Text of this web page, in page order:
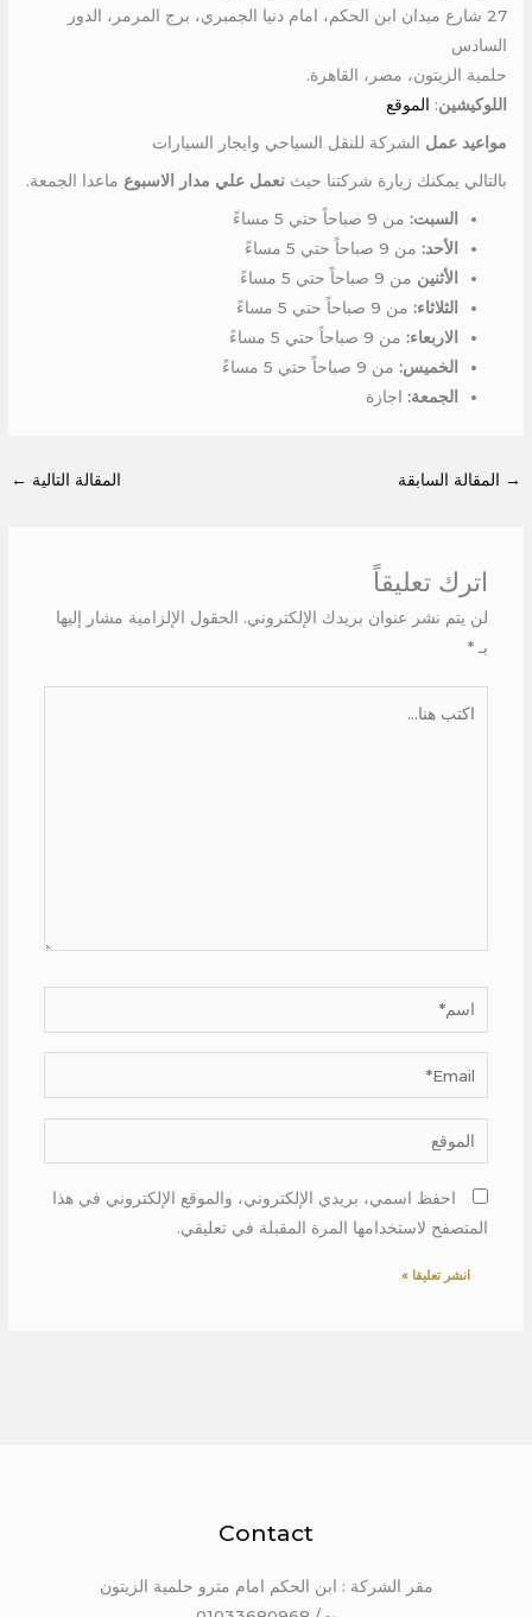
27 شارع ميدان ابن الحكم، امام دنيا الجمبري، برج المرمر، الدور
السادس
حلمية الزيتون، مصر، القاهرة.
اللوكيشين: الموقع
مواعيد عمل الشركة للنقل السياحي وايجار السيارات
بالتالي يمكنك زيارة شركتنا حيثنعمل علي مدار الاسبوع ماعدا الجمعة.
السبت: من 9 صباحاً حتي 5 مساءً
الأحد: من 9 صباحاً حتي 5 مساءً
الأثنين من 9 صباحاً حتي 5 مساءً
الثلاثاء: من 9 صباحاً حتي 5 مساءً
الاربعاء: من 9 صباحاً حتي 5 مساءً
الخميس: من 9 صباحاً حتي 5 مساءً
الجمعة: اجازة
→ المقالة السابقة المقالة التالية ←
اترك تعليقاً
لن يتم نشر عنوان بريدك الإلكتروني. الحقول الإلزامية مشار إليها
بـ *
اسم*
Email*
الموقع
احفظ اسمي، بريدي الإلكتروني، والموقع الإلكتروني في هذا
المتصفح لاستخدامها المرة المقبلة في تعليقي.
Contact
مقر الشركة : ابن الحكم امام مترو حلمية الزيتون